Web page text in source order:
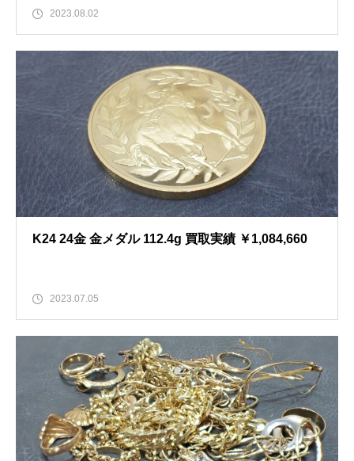
2023.08.02
K24 24金 金メダル 112.4g 買取実績 ￥1,084,660
2023.07.05